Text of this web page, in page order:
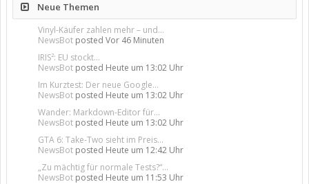
Neue Themen
Vinyl-Käufer zahlen mehr – und...
NewsBot posted Vor 46 Minuten
IRIS²: EU stockt...
NewsBot posted Heute um 13:02 Uhr
Im Kurztest: Der neue Google...
NewsBot posted Heute um 13:02 Uhr
Wander: Markdown-Editor für...
NewsBot posted Heute um 13:02 Uhr
GTA 6: Take-Two sieht im Preis...
NewsBot posted Heute um 12:42 Uhr
„Zu mächtig für normale Tests?“...
NewsBot posted Heute um 11:53 Uhr